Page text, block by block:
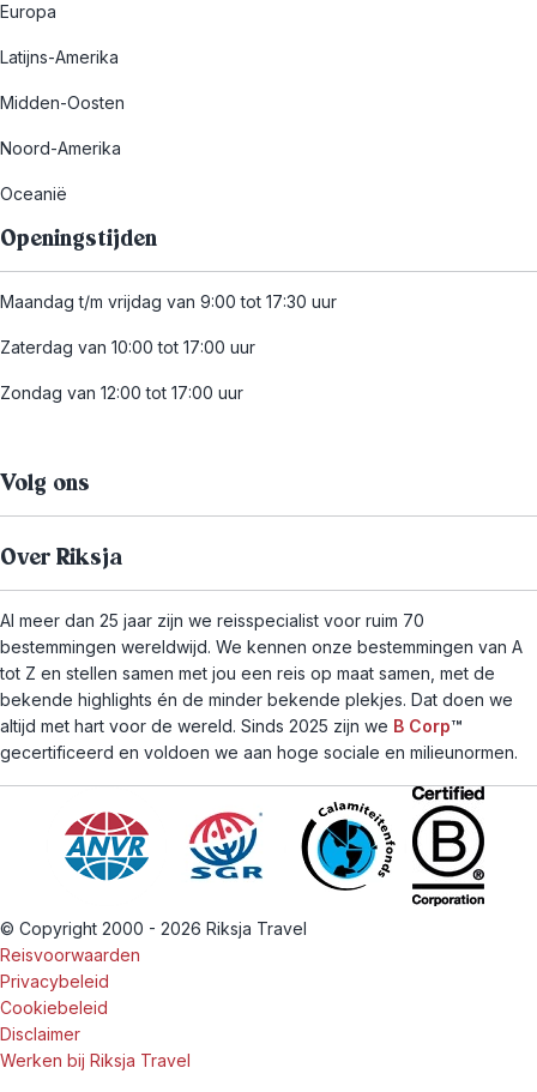
Europa
Latijns-Amerika
Midden-Oosten
Noord-Amerika
Oceanië
Openingstijden
Maandag t/m vrijdag van 9:00 tot 17:30 uur
Zaterdag van 10:00 tot 17:00 uur
Zondag van 12:00 tot 17:00 uur
Volg ons
Over Riksja
Al meer dan 25 jaar zijn we reisspecialist voor ruim 70
bestemmingen wereldwijd. We kennen onze bestemmingen van A
tot Z en stellen samen met jou een reis op maat samen, met de
bekende highlights én de minder bekende plekjes. Dat doen we
altijd met hart voor de wereld. Sinds 2025 zijn we B Corp™
gecertificeerd en voldoen we aan hoge sociale en milieunormen.
© Copyright 2000 - 2026 Riksja Travel
Reisvoorwaarden
Privacybeleid
Cookiebeleid
Disclaimer
Werken bij Riksja Travel